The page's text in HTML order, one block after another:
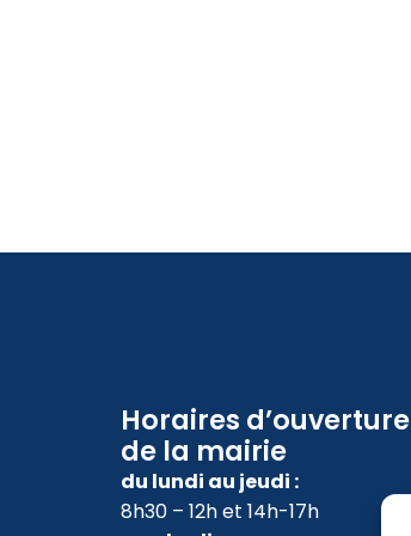
Horaires d’ouverture
de la mairie
du lundi au jeudi :
8h30 – 12h et 14h-17h